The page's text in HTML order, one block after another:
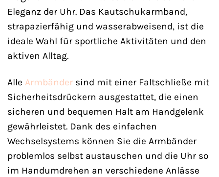
Eleganz der Uhr. Das Kautschukarmband,
strapazierfähig und wasserabweisend, ist die
ideale Wahl für sportliche Aktivitäten und den
aktiven Alltag.
Alle Armbänder sind mit einer Faltschließe mit
Sicherheitsdrückern ausgestattet, die einen
sicheren und bequemen Halt am Handgelenk
gewährleistet. Dank des einfachen
Wechselsystems können Sie die Armbänder
problemlos selbst austauschen und die Uhr so
im Handumdrehen an verschiedene Anlässe